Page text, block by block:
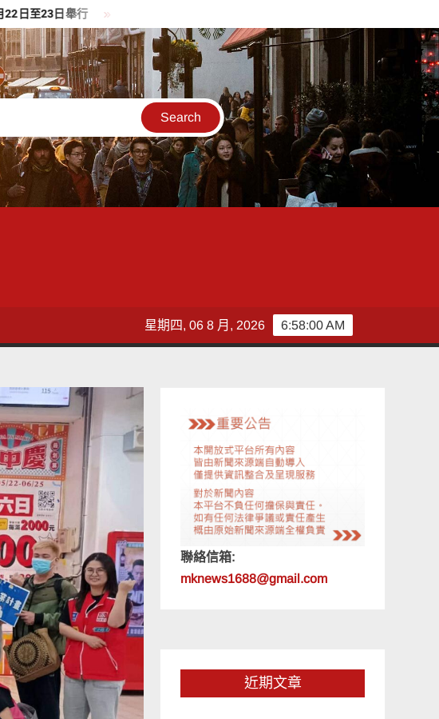
軍警消加薪預算又落空 張惇涵：最晚10月與立法院溝通
6:58:02 AM
星期四, 06 8 月, 2026
聯絡信箱:
mknews1688@gmail.com
近期文章